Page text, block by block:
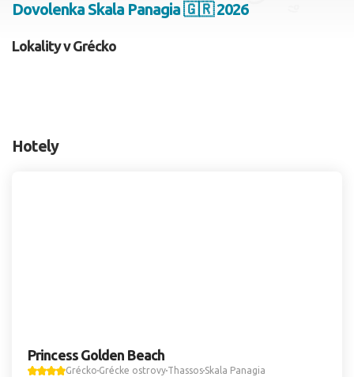
2 dospelí, 0 deti
Dovolenka Skala Panagia 🇬🇷 2026
Lokality v Grécko
Hotely
Princess Golden Beach
Grécko Grécke ostrovy Thassos Skala Panagia